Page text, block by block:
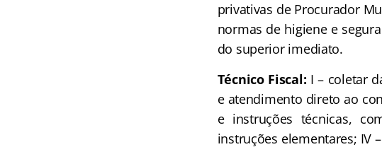
privativas de Procurador
normas de higiene e
do superior imediato.
Técnico Fiscal: I – coletar
e atendimento direto ao
e instruções técnicas,
instruções elementares; IV